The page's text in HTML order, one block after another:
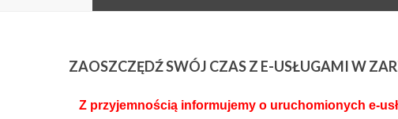
ZAOSZCZĘDŹSWÓJ CZAS Z E-USŁUGAMI W
Z przyjemnością informujemy o uruchomionych e-